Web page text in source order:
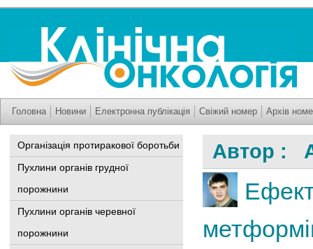
Головна Новини Електронна публікація Свіжий номер Архів
Організація протиракової боротьби
Пухлини органів грудної
порожнини
Пухлини органів черевної
порожнини
Автор :